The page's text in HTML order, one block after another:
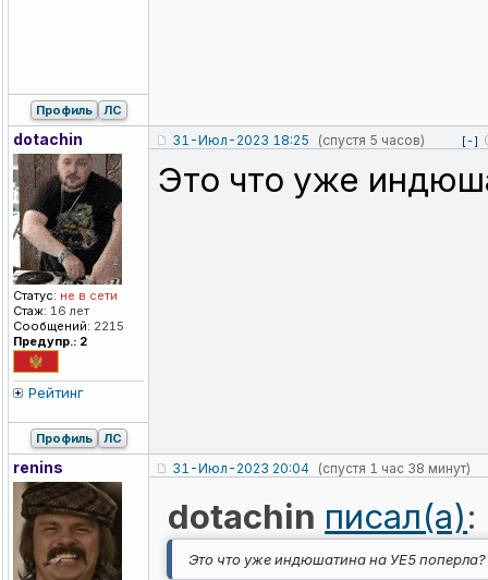
Профиль ЛС
dotachin
Статус: не в сети
Стаж: 16 лет
Сообщений: 2215
Предупр.: 2
Рейтинг
31-Июл-2023 18:25 (спустя 5 часов) [-]
Это что уже
Профиль ЛС
renins 31-Июл-2023 20:04 (спустя 1 час 38 минут)
dotachin писал(а):
Это что уже индюшатина на УЕ5 поперла?